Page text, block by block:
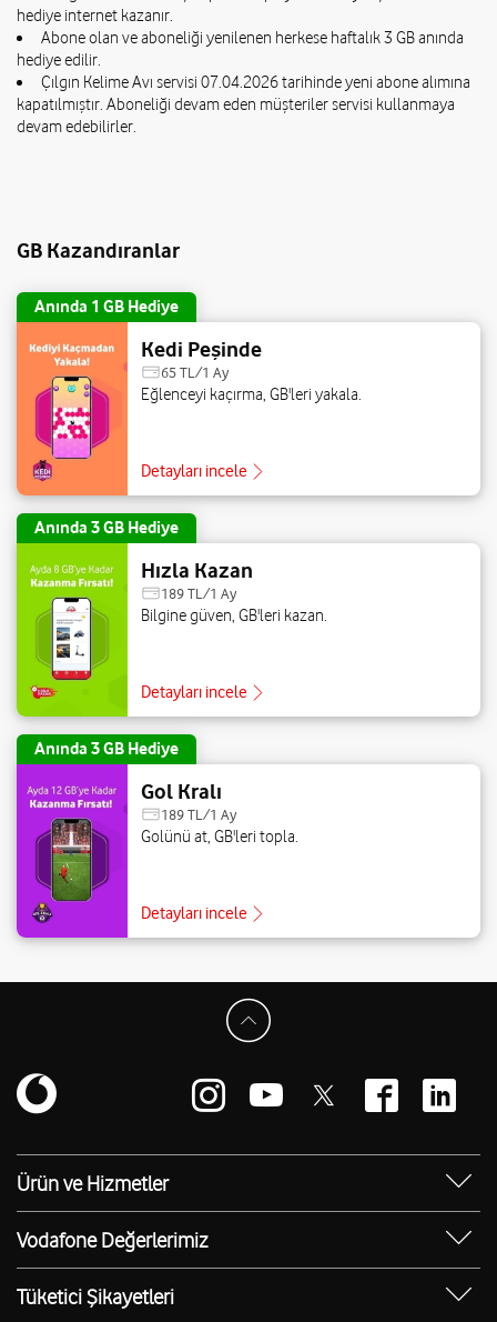
hediye internet kazanır.
Abone olan ve aboneliği yenilenen herkese haftalık 3 GB anında
hediye edilir.
Çılgın Kelime Avı servisi 07.04.2026 tarihinde yeni abone alımına
kapatılmıştır. Aboneliği devam eden müşteriler servisi kullanmaya
devam edebilirler.
GB Kazandıranlar
Anında 1 GB Hediye
Kedi Peşinde
65 TL/1 Ay
Eğlenceyi kaçırma, GB'leri yakala.
Detayları incele
Anında 3 GB Hediye
Hızla Kazan
189 TL/1 Ay
Bilgine güven, GB'leri kazan.
Detayları incele
Anında 3 GB Hediye
Gol Kralı
189 TL/1 Ay
Golünü at, GB'leri topla.
Detayları incele
Ürün ve Hizmetler
Yanımda Uygulaması
Vodafone 4.5G
Ürünler
Vodafone Değerlerimiz
Sosyal Destek
Erişilebilir Mağazalar
Tüketici Şikayetleri